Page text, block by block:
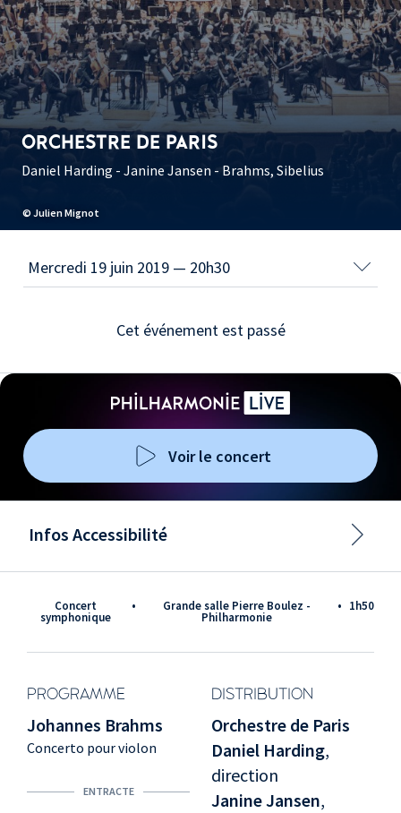
© Julien Mignot
ORCHESTRE DE PARIS
Daniel Harding - Janine Jansen - Brahms, Sibelius
Concert
symphonique
• Grande salle Pierre Boulez -
Philharmonie
• 1h50
PROGRAMME DISTRIBUTION
Johannes Brahms
Concerto pour violon
ENTRACTE
Orchestre de Paris
Daniel Harding,
direction
Janine Jansen,
Cet événement est passé
Voir le concert
Infos Accessibilité